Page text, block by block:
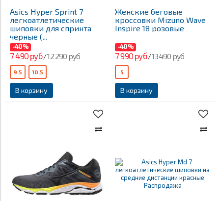
Asics Hyper Sprint 7
легкоатлетические
шиповки для спринта
черные (...
-40%
7 490 руб/12 290 руб
В корзину
9.5 10.5
Женские беговые
кроссовки Mizuno Wave
Inspire 18 розовые
-40%
7 990 руб/13 490 руб
В корзину
5